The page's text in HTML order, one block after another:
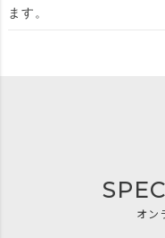
ます。
オン